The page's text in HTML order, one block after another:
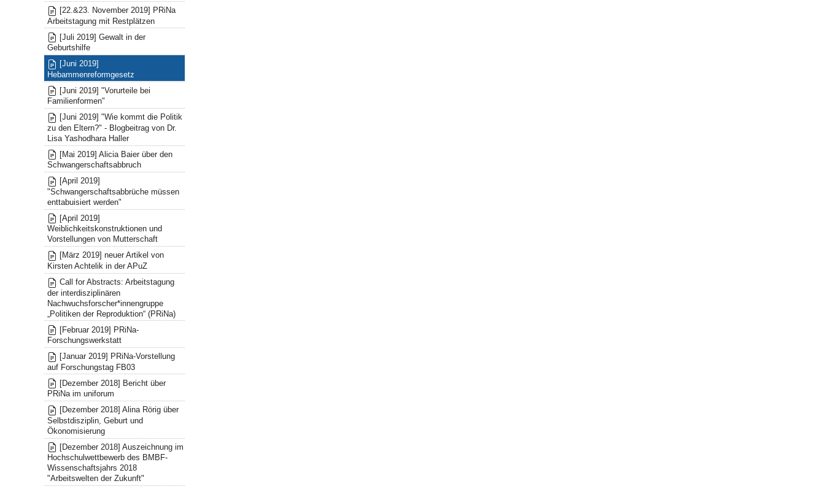
[22.&23. November 2019] PRiNa
Arbeitstagung mit Restplätzen
[Juli 2019] Gewalt in der
Geburtshilfe
[Juni 2019]
Hebammenreformgesetz
[Juni 2019] "Vorurteile bei
Familienformen"
[Juni 2019] "Wie kommt die Politik
zu den Eltern?" - Blogbeitrag von Dr.
Lisa Yashodhara Haller
[Mai 2019] Alicia Baier über den
Schwangerschaftsabbruch
[April 2019]
"Schwangerschaftsabbrüche müssen
enttabuisiert werden"
[April 2019]
Weiblichkeitskonstruktionen und
Vorstellungen von Mutterschaft
[März 2019] neuer Artikel von
Kirsten Achtelik in der APuZ
Call for Abstracts: Arbeitstagung
der interdisziplinären
Nachwuchsforscher*innengruppe
„Politiken der Reproduktion“ (PRiNa)
[Februar 2019] PRiNa-
Forschungswerkstatt
[Januar 2019] PRiNa-Vorstellung
auf Forschungstag FB03
[Dezember 2018] Bericht über
PRiNa im uniforum
[Dezember 2018] Alina Rörig über
Selbstdisziplin, Geburt und
Ökonomisierung
[Dezember 2018] Auszeichnung im
Hochschulwettbewerb des BMBF-
Wissenschaftsjahrs 2018
"Arbeitswelten der Zukunft"